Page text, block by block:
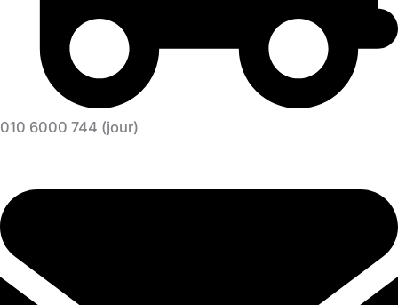
010 6000 744 (jour)